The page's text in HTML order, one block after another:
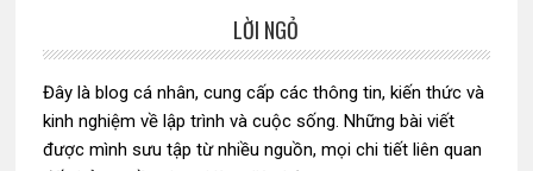
chính
LỜI NGỎ
Đây là blog cá nhân, cung cấp các thông tin, kiến thức và
kinh nghiệm về lập trình và cuộc sống. Những bài viết
được mình sưu tập từ nhiều nguồn, mọi chi tiết liên quan